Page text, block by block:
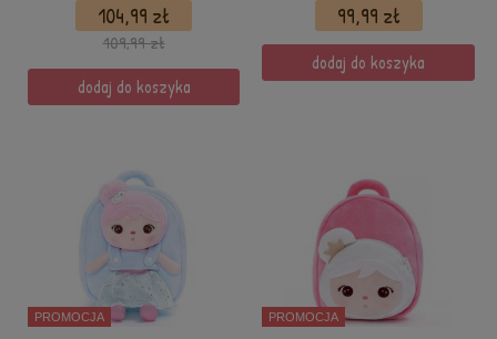
104,99 zł
109,99 zł
dodaj do koszyka
99,99 zł
dodaj do koszyka
PROMOCJA PROMOCJA